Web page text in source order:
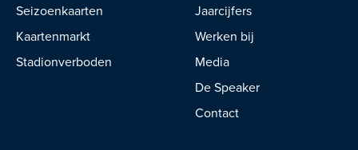
Seizoenkaarten
Kaartenmarkt
Stadionverboden
Jaarcijfers
Werken bij
Media
De Speaker
Contact